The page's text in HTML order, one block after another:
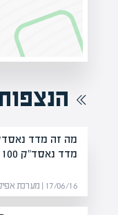
מה זה מדד
מדד נאסד"ק 100 מורכב?
17/06/16 | מערכת אפיק